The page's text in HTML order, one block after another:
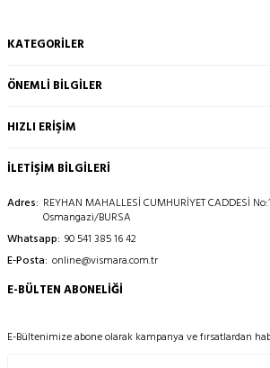
KATEGORILER
ÖNEMLI BILGILER
HIZLI ERIŞIM
İLETİŞİM BİLGİLERİ
Adres: REYHAN MAHALLESİ CUMHURİYET CADDESİ
Osmangazi/BURSA
Whatsapp: 90 541 385 16 42
E-Posta: online@vismara.com.tr
E-BÜLTEN ABONELIĞI
E-Bültenimize abone olarak kampanya ve fırsatlardan